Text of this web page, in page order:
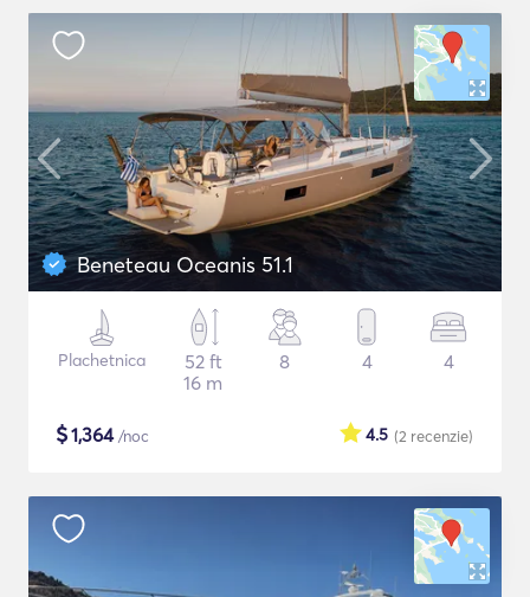
Beneteau Oceanis 51.1
Plachetnica
52 ft
16 m
8 4 4
$1,364/noc (2 recenzie)
4.5